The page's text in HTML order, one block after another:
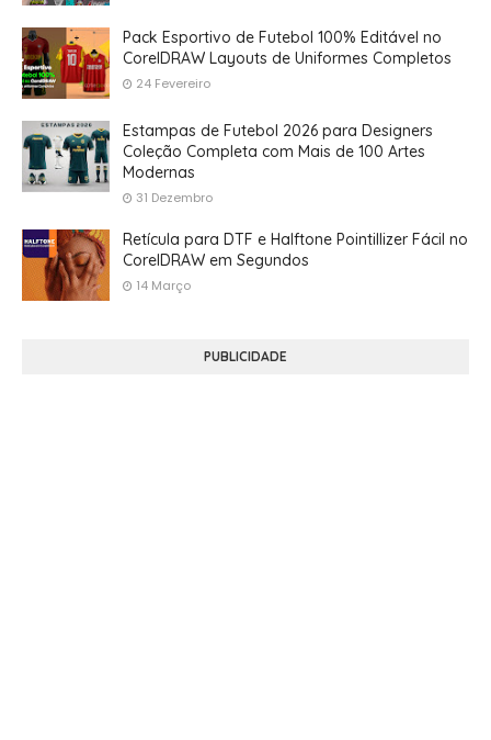
Pack Esportivo de Futebol 100% Editável no
CorelDRAW Layouts de Uniformes Completos
24 Fevereiro
Estampas de Futebol 2026 para Designers
Coleção Completa com Mais de 100 Artes
Modernas
31 Dezembro
Retícula para DTF e Halftone Pointillizer Fácil no
CorelDRAW em Segundos
14 Março
PUBLICIDADE